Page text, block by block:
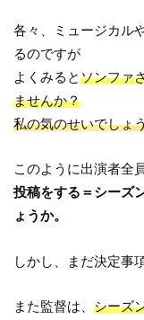
各々、ミュージカル
るのですが
よくみるとソンファ
ませんか？
私の気のせいでしょ
このように出演者全
投稿をする＝シーズ
ょうか。
しかし、まだ決定事
また監督は、シーズ